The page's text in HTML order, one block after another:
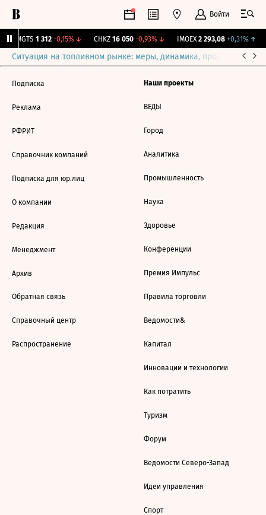
Войти
MGTS 1 312 -0,15%↓ CHKZ 16 050 -0,93%↓ IMOEX 2 293,08 +0,31%↑
Ситуация на топливном рынке: меры, динамика, прогнозы
Подписка
Реклама
РФРИТ
Справочник компаний
Подписка для юр.лиц
О компании
Редакция
Менеджмент
Архив
Обратная связь
Справочный центр
Распространение
Наши проекты
ВЕДЫ
Город
Аналитика
Промышленность
Наука
Здоровье
Конференции
Премия Импульс
Правила торговли
Ведомости&
Капитал
Инновации и технологии
Как потратить
Туризм
Форум
Ведомости Северо-Запад
Идеи управления
Спорт